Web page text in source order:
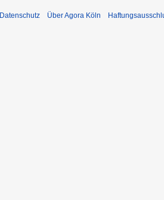
Datenschutz Über Agora Köln